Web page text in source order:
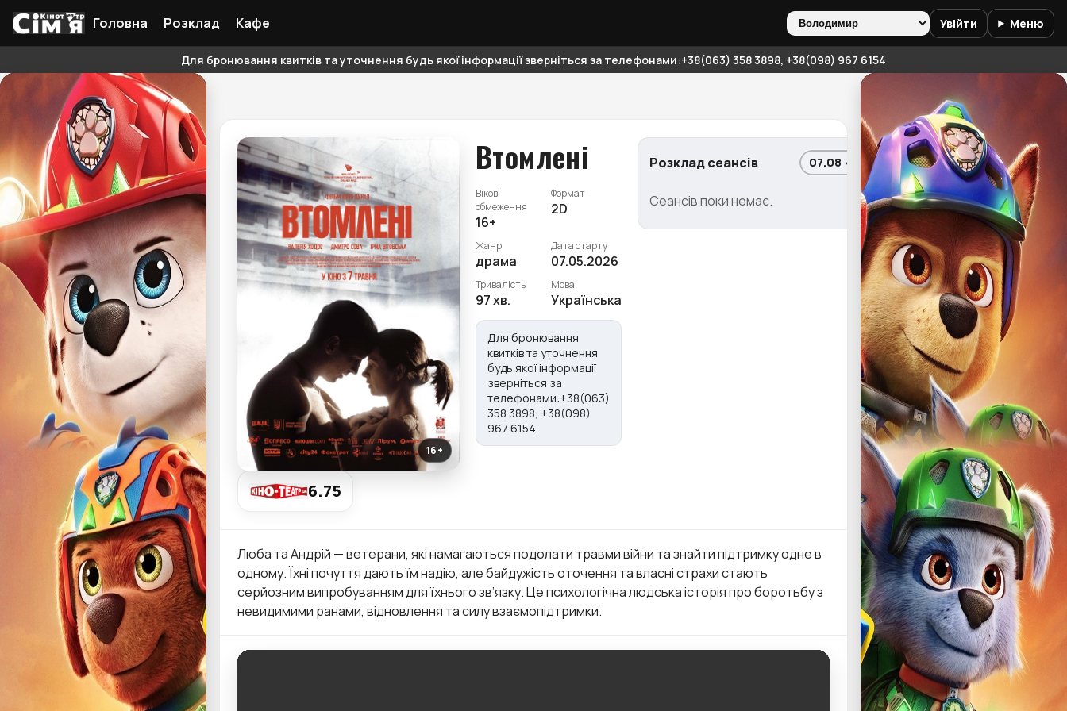
Головна Розклад Кафе Увійти Меню
Для бронювання квитків та уточнення будь якої інформації зверніться за телефонами:+38(063) 358 3898, +38(098) 967 6154
16+
6.75
Втомлені
Вікові
обмеження
16+
Формат
2D
Жанр
драма
Дата старту
07.05.2026
Тривалість
97 хв.
Мова
Українська
Для бронювання
квитків та уточнення
будь якої інформації
зверніться за
телефонами:+38(063)
358 3898, +38(098)
967 6154
Розклад сеансів 07.08 • Пт
Сеансів поки немає.
Люба та Андрій — ветерани, які намагаються подолати травми війни та знайти підтримку одне в
одному. Їхні почуття дають їм надію, але байдужість оточення та власні страхи стають
серйозним випробуванням для їхнього зв’язку. Це психологічна людська історія про боротьбу з
невидимими ранами, відновлення та силу взаємопідтримки.